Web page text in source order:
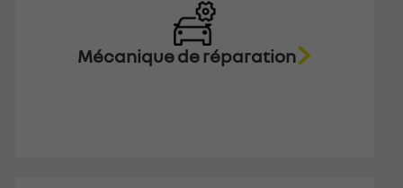
Mécanique de réparation